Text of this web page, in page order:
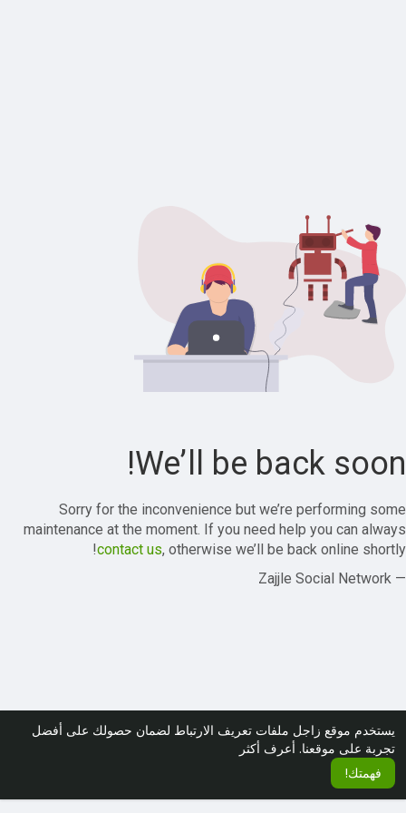
يستخدم موقع زاجل ملفات تعريف الارتباط لضمان حصولك على أفضل
تجربة على موقعنا. أعرف أكثر
فهمتك!
We’ll be back soon!
Sorry for the inconvenience but we’re performing some
maintenance at the moment. If you need help you can always
contact us, otherwise we’ll be back online shortly!
— Zajjle Social Network